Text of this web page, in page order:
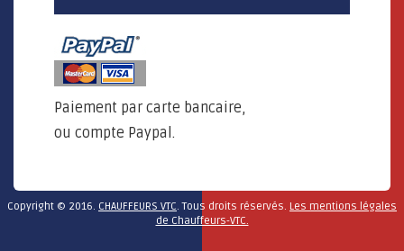
Paiement par carte bancaire,
ou compte Paypal.
Copyright © 2016. CHAUFFEURS VTC. Tous droits réservés. Les mentions légales
de Chauffeurs-VTC.